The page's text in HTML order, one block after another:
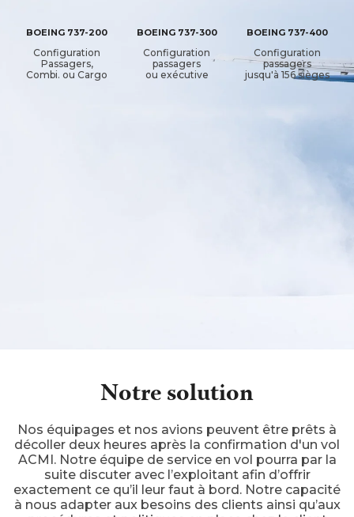
BOEING 737-200
Configuration
Passagers,
Combi. ou Cargo
BOEING 737-300
Configuration
passagers
ou exécutive
BOEING 737-400
Configuration
passagers
jusqu'à 156 sièges
Notre solution
Nos équipages et nos avions peuvent être prêts à
décoller deux heures après la confirmation d'un vol
ACMI. Notre équipe de service en vol pourra par la
suite discuter avec l’exploitant afin d’offrir
exactement ce qu’il leur faut à bord. Notre capacité
à nous adapter aux besoins des clients ainsi qu’aux